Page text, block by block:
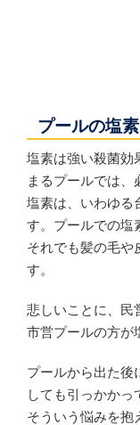
プールの塩
塩素は強い殺菌効
まるプールでは、
塩素は、いわゆる
す。プールでの塩
それでも髪の毛や
す。
悲しいことに、民
市営プールの方が
プールから出た後
しても引っかかっ
そういう悩みを抱